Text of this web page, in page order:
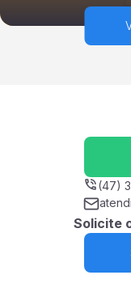
(47)
Solicite